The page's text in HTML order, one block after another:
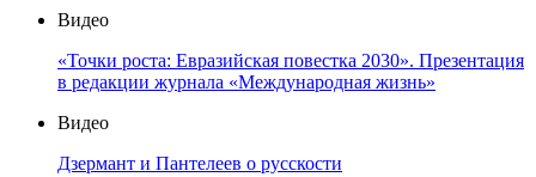
Видео
«Точки роста: Евразийская повестка 2030». Презентация
в редакции журнала «Международная жизнь»
Видео
Дзермант и Пантелеев о русскости